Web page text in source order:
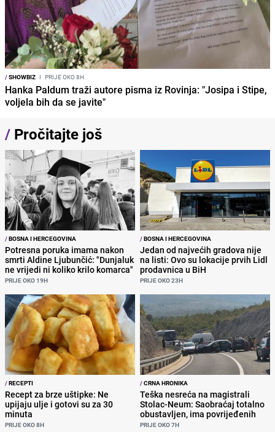
/SHOWBIZ I PRIJE OKO 8H
Hanka Paldum traži autore pisma iz Rovinja: "Josipa i Stipe,
voljela bih da se javite"
/ Pročitajte još
/BOSNA I HERCEGOVINA
Potresna poruka imama nakon
smrti Aldine Ljubunčić: "Dunjaluk
ne vrijedi ni koliko krilo komarca"
PRIJE OKO 19H
/BOSNA I HERCEGOVINA
Jedan od najvećih gradova nije
na listi: Ovo su lokacije prvih Lidl
prodavnica u BiH
PRIJE OKO 23H
/RECEPTI
Recept za brze uštipke: Ne
upijaju ulje i gotovi su za 30
minuta
PRIJE OKO 8H
/CRNA HRONIKA
Teška nesreća na magistrali
Stolac-Neum: Saobraćaj totalno
obustavljen, ima povrijeđenih
PRIJE OKO 7H